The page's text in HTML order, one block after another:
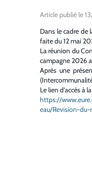
Article publié le
Dans le cadre de
faite du 12 mai
La réunion du
campagne 2026
Après une
Le lien d'accès à
https://
eau/Revision-